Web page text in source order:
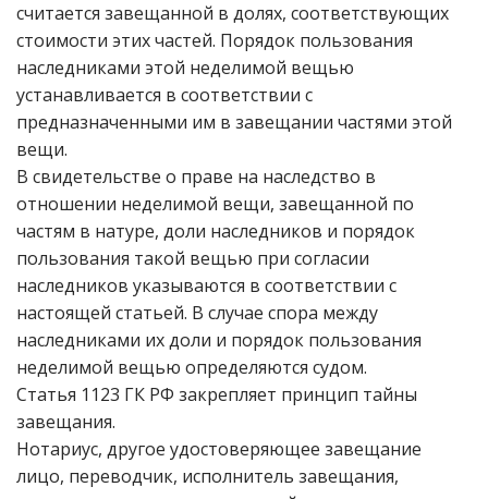
считается завещанной в долях, соответствующих
стоимости этих частей. Порядок пользования
наследниками этой неделимой вещью
устанавливается в соответствии с
предназначенными им в завещании частями этой
вещи.
В свидетельстве о праве на наследство в
отношении неделимой вещи, завещанной по
частям в натуре, доли наследников и порядок
пользования такой вещью при согласии
наследников указываются в соответствии с
настоящей статьей. В случае спора между
наследниками их доли и порядок пользования
неделимой вещью определяются судом.
Статья 1123 ГК РФ закрепляет принцип тайны
завещания.
Нотариус, другое удостоверяющее завещание
лицо, переводчик, исполнитель завещания,